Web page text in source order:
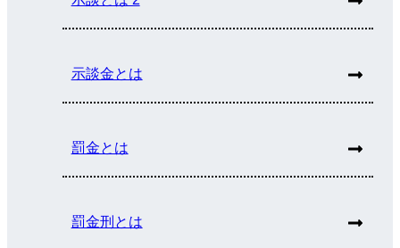
示談金とは
罰金とは
罰金刑とは